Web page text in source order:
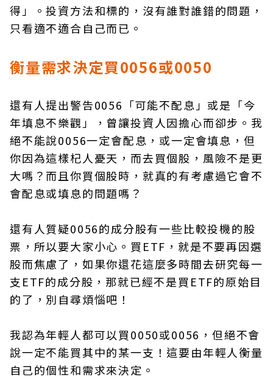
得」。投資方法和標的，沒有誰對誰錯的問題，
只看適不適合自己而已。
衡量需求決定買0056或0050
還有人提出警告0056「可能不配息」或是「今
年填息不樂觀」，曾讓投資人因擔心而卻步。我
絕不能說0056一定會配息，或一定會填息，但
你因為這樣杞人憂天，而去買個股，風險不是更
大嗎？而且你買個股時，就真的有考慮過它會不
會配息或填息的問題嗎？
還有人質疑0056的成分股有一些比較投機的股
票，所以要大家小心。買ETF，就是不要再因選
股而焦慮了，如果你還花這麼多時間去研究每一
支ETF的成分股，那就已經不是買ETF的原始目
的了，別自尋煩惱吧！
我認為年輕人都可以買0050或0056，但絕不會
說一定不能買其中的某一支！這要由年輕人衡量
自己的個性和需求來決定。